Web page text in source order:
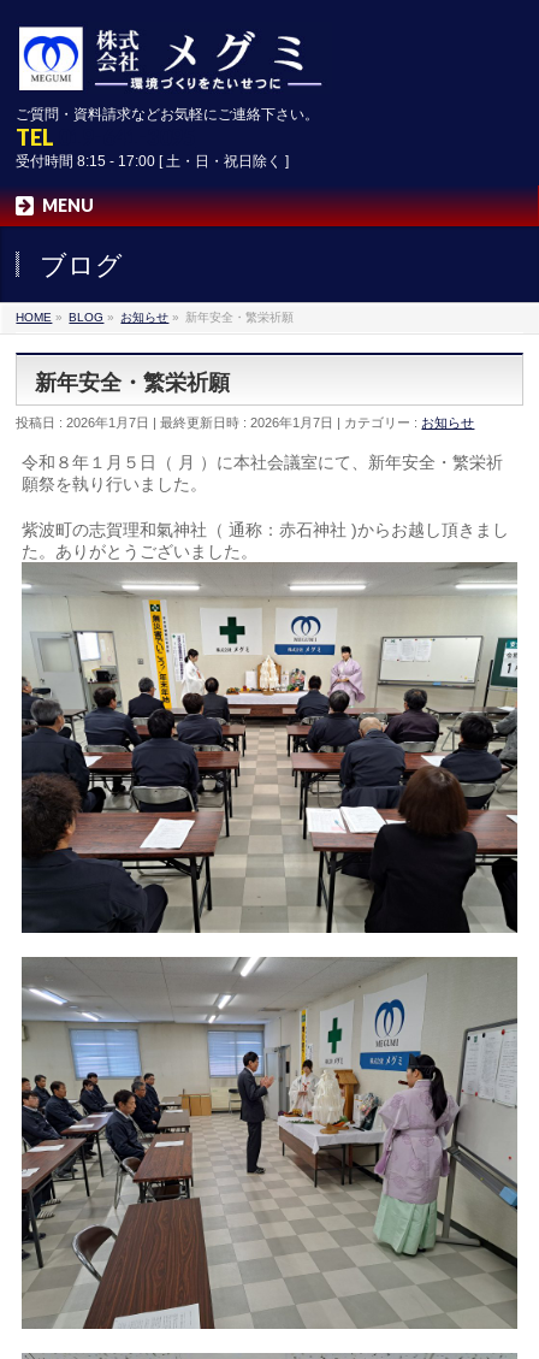
ご質問・資料請求などお気軽にご連絡下さい。
TEL
受付時間 8:15 - 17:00 [ 土・日・祝日除く ]
MENU
ブログ
HOME » BLOG » お知らせ » 新年安全・繁栄祈願
新年安全・繁栄祈願
投稿日 : 2026年1月7日 最終更新日時 : 2026年1月7日 カテゴリー : お知らせ
令和８年１月５日（ 月 ）に本社会議室にて、新年安全・繁栄祈
願祭を執り行いました。
紫波町の志賀理和氣神社（ 通称：赤石神社 )からお越し頂きまし
た。ありがとうございました。